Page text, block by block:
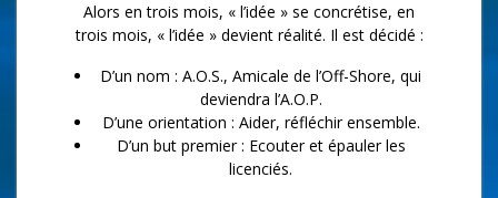
Alors en trois mois, « l’idée » se concrétise, en
trois mois, « l’idée » devient réalité. Il est décidé :
D’un nom : A.O.S., Amicale de l’Off-Shore, qui
deviendra l’A.O.P.
D’une orientation : Aider, réfléchir ensemble.
D’un but premier : Ecouter et épauler les
licenciés.